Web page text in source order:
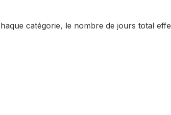
catégorie, le nombre de jours total